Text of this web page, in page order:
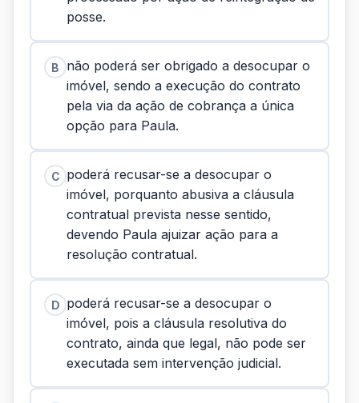
posse.
B
não poderá ser obrigado a desocupar o
imóvel, sendo a execução do contrato
pela via da ação de cobrança a única
opção para Paula.
C poderá recusar-se a desocupar o
imóvel, porquanto abusiva a cláusula
contratual prevista nesse sentido,
devendo Paula ajuizar ação para a
resolução contratual.
D poderá recusar-se a desocupar o
imóvel, pois a cláusula resolutiva do
contrato, ainda que legal, não pode ser
executada sem intervenção judicial.